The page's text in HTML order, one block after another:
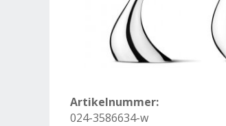
Artikelnummer:
024-3586634-w